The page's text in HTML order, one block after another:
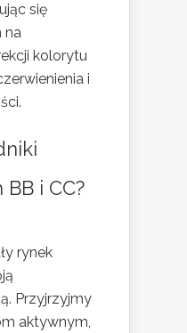
się
na
kolorytu
i
i CC?
rynek
Przyjrzyjmy
aktywnym,